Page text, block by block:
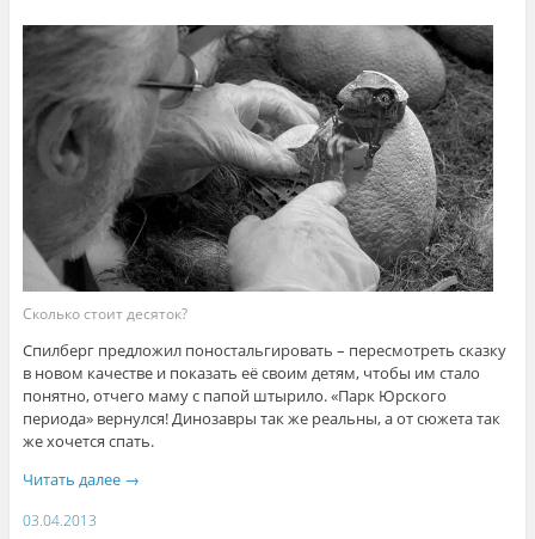
Сколько стоит десяток?
Спилберг предложил поностальгировать – пересмотреть сказку
в новом качестве и показать её своим детям, чтобы им стало
понятно, отчего маму с папой штырило. «Парк Юрского
периода» вернулся! Динозавры так же реальны, а от сюжета так
же хочется спать.
Читать далее →
03.04.2013